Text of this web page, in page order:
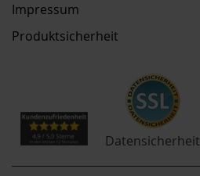
Impressum
Produktsicherheit
Datensicherheit